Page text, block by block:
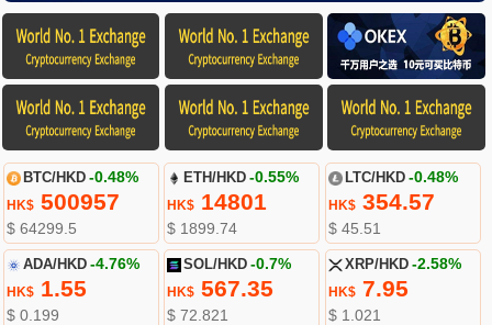
BTC/HKD -0.48%
HK$500957
$ 64299.5
ETH/HKD -0.55%
HK$ 14801
$ 1899.74
LTC/HKD -0.48%
HK$354.57
$ 45.51
ADA/HKD -4.76%
HK$1.55
$ 0.199
SOL/HKD -0.7%
HK$ 567.35
$ 72.821
XRP/HKD -2.58%
HK$7.95
$ 1.021